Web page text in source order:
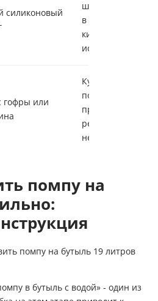
силиконовый
шланг 2 - 3
в воде с
кислотой перед
использованием.
гофры или
Купить ручную
помпу для воды
придется заново -
ремонт
нерентабелен.
помпу на
в бутыль с водой» - один из